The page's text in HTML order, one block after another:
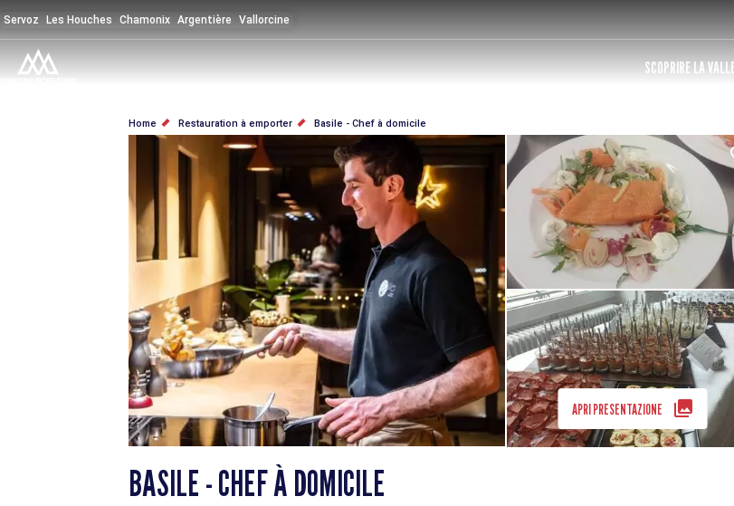
al
contenuto
principale
Servoz Les Houches Chamonix Argentière Vallorcine
SCOPRIRE LA
BRICIOLE
PANE
Home Restauration à emporter Basile - Chef à domicile
APRI PRESENTAZIONE
BASILE - CHEF À DOMICILE